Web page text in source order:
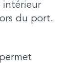
intérieur
du port.